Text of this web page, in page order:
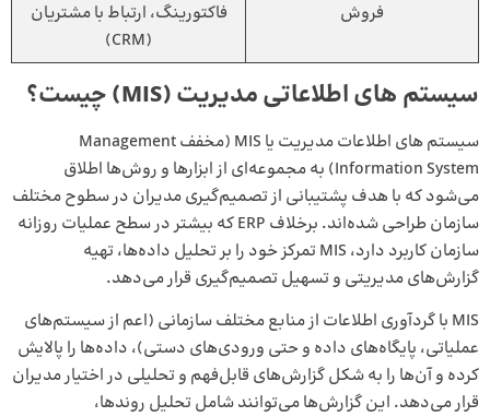
فروش
فاکتورینگ، ارتباط با مشتریان
(CRM)
سیستم های اطلاعاتی مدیریت (MIS) چیست؟
سیستم های اطلاعات مدیریت یا MIS (مخفف Management
Information System) به مجموعه‌ای از ابزارها و روش‌ها اطلاق
می‌شود که با هدف پشتیبانی از تصمیم‌گیری مدیران در سطوح مختلف
سازمان طراحی شده‌اند. برخلاف ERP که بیشتر در سطح عملیات روزانه
سازمان کاربرد دارد، MIS تمرکز خود را بر تحلیل داده‌ها، تهیه
گزارش‌های مدیریتی و تسهیل تصمیم‌گیری قرار می‌دهد.
MIS با گردآوری اطلاعات از منابع مختلف سازمانی (اعم از سیستم‌های
عملیاتی، پایگاه‌های داده و حتی ورودی‌های دستی)، داده‌ها را پالایش
کرده و آن‌ها را به شکل گزارش‌های قابل‌فهم و تحلیلی در اختیار مدیران
قرار می‌دهد. این گزارش‌ها می‌توانند شامل تحلیل روندها،